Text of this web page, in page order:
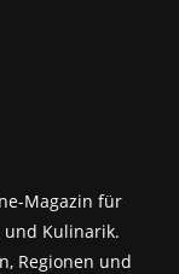
Magazin für
und Kulinarik.
Regionen und